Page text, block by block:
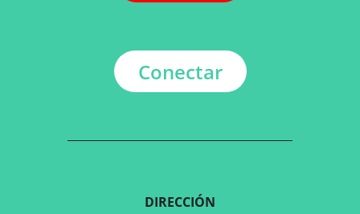
Conectar
DIRECCIÓN